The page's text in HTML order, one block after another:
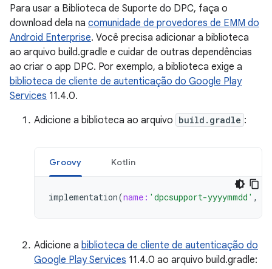
Para usar a Biblioteca de Suporte do DPC, faça o
download dela na comunidade de provedores de EMM do
Android Enterprise. Você precisa adicionar a biblioteca
ao arquivo build.gradle e cuidar de outras dependências
ao criar o app DPC. Por exemplo, a biblioteca exige a
biblioteca de cliente de autenticação do Google Play
Services 11.4.0.
Adicione a biblioteca ao arquivo build.gradle :
Groovy Kotlin
implementation(name: 'dpcsupport-yyyymmdd' ,
Adicione a biblioteca de cliente de autenticação do
Google Play Services 11.4.0 ao arquivo build.gradle: